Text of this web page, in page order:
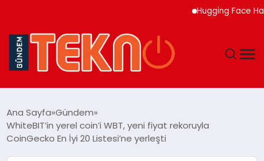
Hugging Face
GÜNDEM
Ana Sayfa Gündem
WhiteBIT’in yerel coin’i WBT, yeni fiyat rekoruyla
CoinGecko En İyi 20 Listesi’ne yerleşti